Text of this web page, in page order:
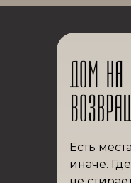
Есть
иначе.